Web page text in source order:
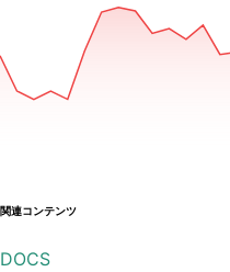
関連コンテンツ
DOCS